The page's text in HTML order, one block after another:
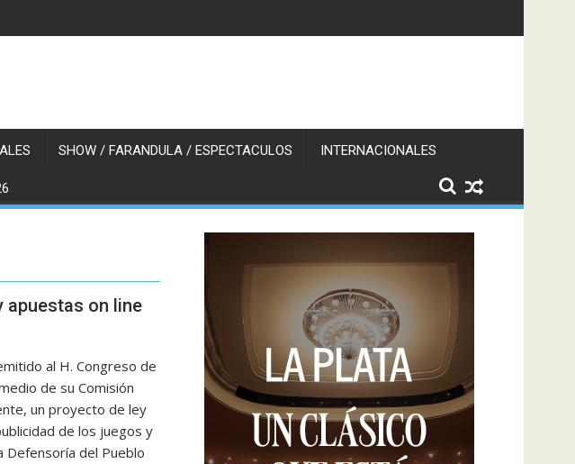
SHOW / FARANDULA / ESPECTACULOS INTERNACIONALES
apuestas on line
al H. Congreso de
de su Comisión
un proyecto de ley
de los juegos y
Defensoría del Pueblo